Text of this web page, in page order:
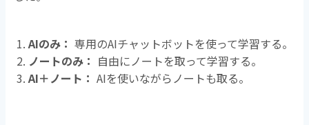
AIのみ： 専用のAIチャットボットを使って学習する。
ノートのみ： 自由にノートを取って学習する。
AI＋ノート： AIを使いながらノートも取る。